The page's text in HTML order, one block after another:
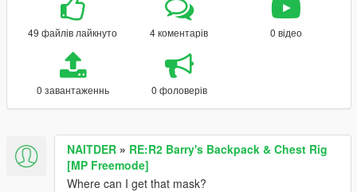
49 файлів лайкнуто 4 коментарів 0 відео
0 завантаженнь 0 фоловерів
NAITDER » RE:R2 Barry's Backpack & Chest Rig
[MP Freemode]
Where can I get that mask?